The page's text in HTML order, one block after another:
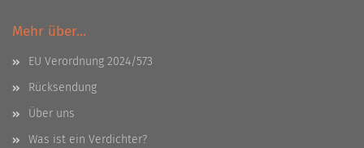
Mehr über...
EU Verordnung 2024/573
Rücksendung
Über uns
Was ist ein Verdichter?